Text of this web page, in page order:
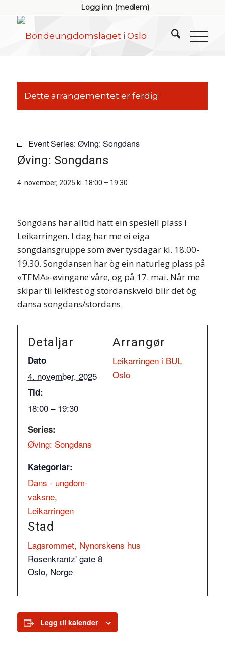
Logg inn (medlem)
Dette arrangementet er ferdig.
Event Series: Øving: Songdans
Øving: Songdans
4. november, 2025 kl. 18:00 – 19:30
Songdans har alltid hatt ein spesiell plass i
Leikarringen. I dag har me ei eiga
songdansgruppe som øver tysdagar kl. 18.00-
19.30. Songdansen har òg ein naturleg plass på
«TEMA»-øvingane våre, og på 17. mai. Når me
skipar til leikfest og stordanskveld blir det òg
dansa songdans/stordans.
Detaljar
Dato
4. november, 2025
Tid:
18:00 – 19:30
Series:
Øving: Songdans
Kategoriar:
Dans - ungdom-
vaksne,
Leikarringen
Stad
Lagsrommet, Nynorskens hus
Rosenkrantz' gate 8
Oslo, Norge
Arrangør
Leikarringen i BUL
Oslo
Legg til kalender